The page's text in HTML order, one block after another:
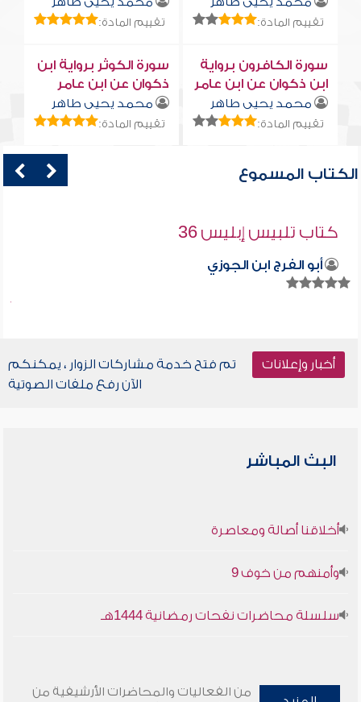
تقييم المادة: تقييم المادة:
سورة الكافرون برواية
ابن ذكوان عن ابن عامر
محمد يحيى طاهر
تقييم المادة:
سورة الكوثر برواية ابن
ذكوان عن ابن عامر
محمد يحيى طاهر
تقييم المادة:
الكتاب المسموع
كتاب تلبيس إبليس 36
أبو الفرج ابن الجوزي
أخبار وإعلانات
تم فتح خدمة مشاركات الزوار ، يمكنكم
الآن رفع ملفات الصوتية
البث المباشر
أخلاقنا أصالة ومعاصرة
وأمنهم من خوف 9
سلسلة محاضرات نفحات رمضانية 1444هـ
من الفعاليات والمحاضرات الأرشيفية من